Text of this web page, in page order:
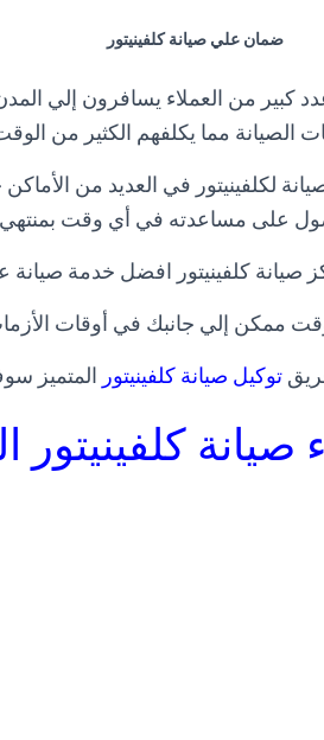
ضمان علي صيانة كلفينيتور
كبير من العملاء يسافرون إلي
مما يكلفهم الكثير من
لكلفينيتور في العديد من
على مساعدته في أي وقت بمنتهي
صيانة كلفينيتور افضل خدمة صيانة
ممكن إلي جانبك في أوقات
توكيل صيانة كلفينيتور المتميز
كلفينيتور